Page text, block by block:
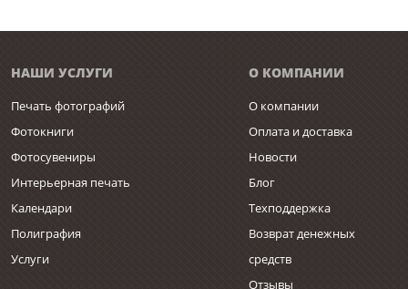
НАШИ УСЛУГИ
Печать фотографий
Фотокниги
Фотосувениры
Интерьерная печать
Календари
Полиграфия
Услуги
О КОМПАНИИ
О компании
Оплата и доставка
Новости
Блог
Техподдержка
Возврат денежных
средств
Отзывы